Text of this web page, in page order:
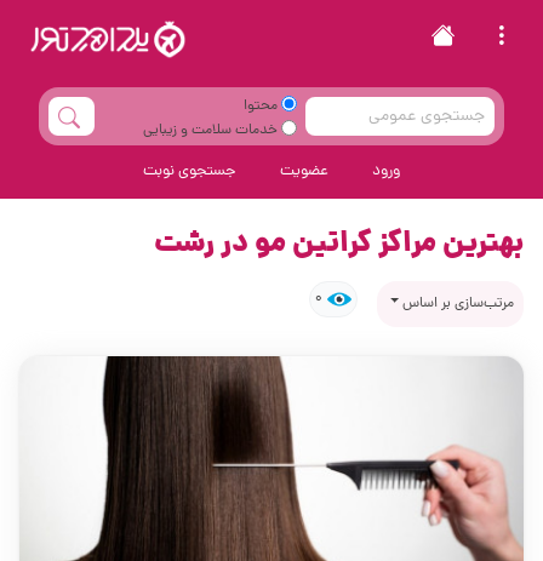
محتوا
خدمات سلامت و زیبایی
ورود عضویت جستجوی نوبت
بهترین مراکز کراتین مو در رشت
مرتب‌سازی بر اساس 0